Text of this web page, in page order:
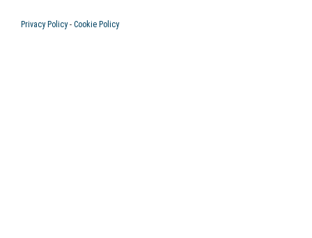
Privacy Policy- Cookie Policy